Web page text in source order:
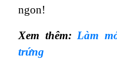
ngon!
Xem thêm: Làm
trứng